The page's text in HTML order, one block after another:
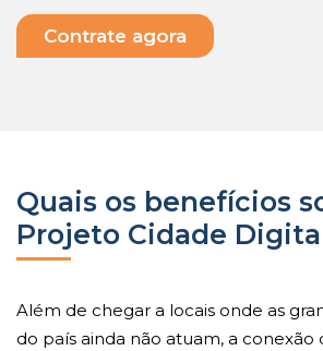
Contrate agora
Quais os benefícios
Projeto Cidade
Além de chegar a locais onde as
do país ainda não atuam, a conexão